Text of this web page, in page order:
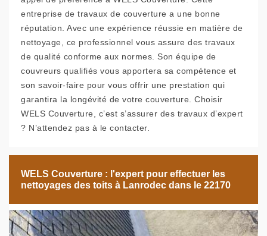
entreprise de travaux de couverture a une bonne
réputation. Avec une expérience réussie en matière de
nettoyage, ce professionnel vous assure des travaux
de qualité conforme aux normes. Son équipe de
couvreurs qualifiés vous apportera sa compétence et
son savoir-faire pour vous offrir une prestation qui
garantira la longévité de votre couverture. Choisir
WELS Couverture, c’est s’assurer des travaux d’expert
? N’attendez pas à le contacter.
WELS Couverture : l'expert pour effectuer les
nettoyages des toits à Lanrodec dans le 22170